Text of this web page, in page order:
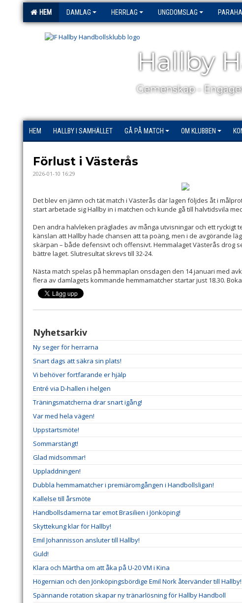
HEM DAMLAG HERRLAG UNGDOMSLAG
Hallby
Gemenskap -
HEM HALLBY I SAMHÄLLET GÅ PÅ MATCH OM KLUBBEN
Förlust i Västerås
2026-01-10 16:29
Det blev en jämn och tät match i Västerås där lagen följdes åt i
start arbetade sig Hallby in i matchen och kunde gå till halvtidsvila
Den andra halvleken präglades av många utvisningar och ett ryckigt
känslan att Hallby hade chansen att ta poäng, men i de avgörande
skärpan – både defensivt och offensivt. Hemmalaget Västerås drog
bättre laget. Slutresultat skrevs till 32-24.
Nästa match spelas på hemmaplan onsdagen den 14 januari med
flera av damlagets kommande hemmamatcher startar just 18.30.
Nyhetsarkiv
Ny seger för herrarna
Snart dags att säkra sin plats!
Vi behöver fortfarande er hjälp
Entré via D-hallen i helgen
Träningsmatcherna drar snart igång!
Var med hela vägen!
Uppstartsmöte!
Sommarstängt!
Glad midsommar!
Uppladdningen!
Dubbla hemmamatcher i premiäromgången i Handbollsligan!
Kallelse till årsmöte
Handbollsdamerna tar emot Brasilien i Jönköping!
Skyttekung klar för Hallby!
Emil Johannisson ansluter till Hallby!
Guld!
Klara och Märtha om att åka på U-20 VM i Kina
Högernian och den Jönköpingsbördige Emil Nork återvänder till Hallby!
Spännande rotation skapar ny tränarlösning för Hallby Handboll